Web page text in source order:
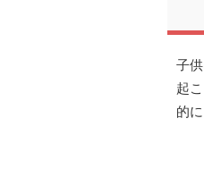
子
起
的